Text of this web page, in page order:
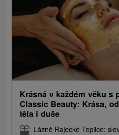
Krásná v každém věku s
Classic Beauty: Krása,
těla i duše
Lázně Rajecké Teplice: